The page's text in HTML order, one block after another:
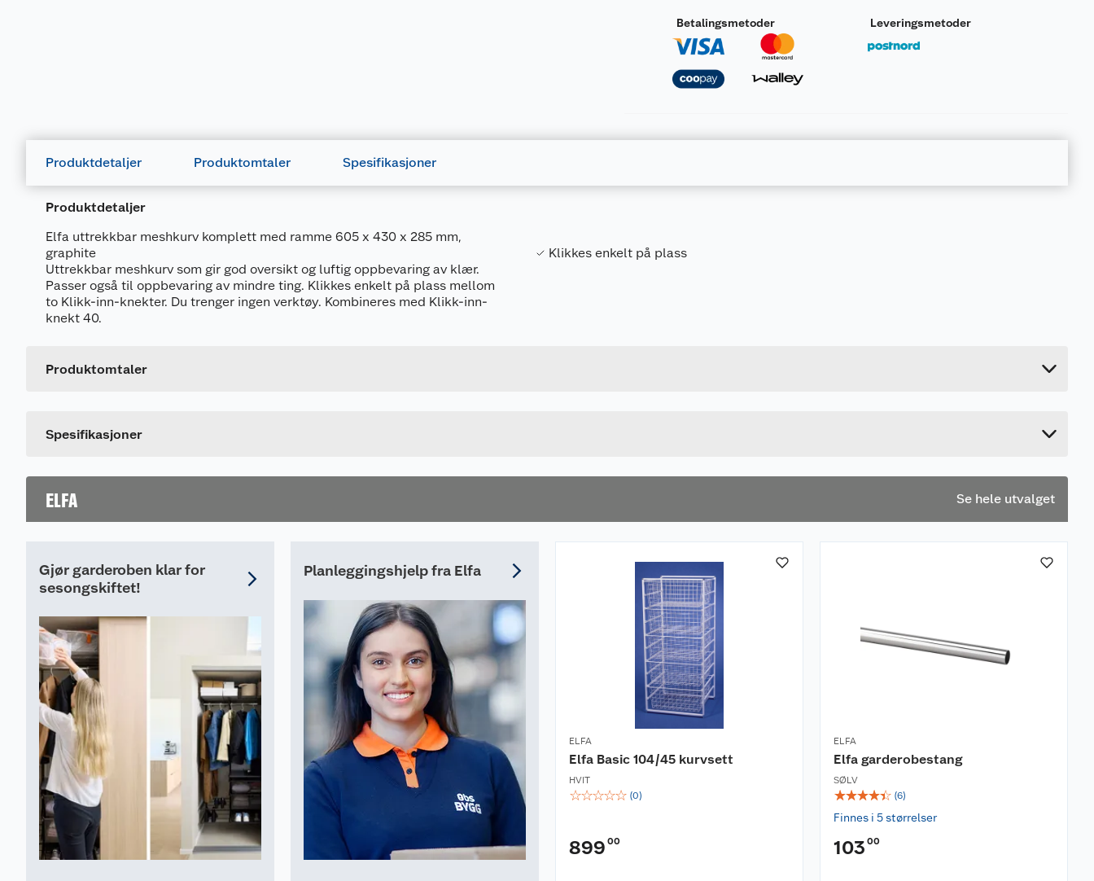
Betalingsmetoder Leveringsmetoder
Produktdetaljer Produktomtaler Spesifikasjoner
Produktdetaljer
Elfa uttrekkbar meshkurv komplett med ramme 605 x 430 x 285 mm,
graphite
Uttrekkbar meshkurv som gir god oversikt og luftig oppbevaring av klær.
Passer også til oppbevaring av mindre ting. Klikkes enkelt på plass mellom
to Klikk-inn-knekter. Du trenger ingen verktøy. Kombineres med Klikk-inn-
knekt 40.
Klikkes enkelt på plass
Produktomtaler
Spesifikasjoner
Generelt
Leverandørens artikkelnummer
ELFA Se hele utvalget
Gjør garderoben klar for
sesongskiftet!
Planleggingshjelp fra Elfa
ELFA
Elfa Basic 104/45 kurvsett
HVIT
☆☆☆☆☆ (0)
899 00
ELFA
Elfa garderobestang
SØLV
☆☆☆☆☆ (6)
Finnes i 5 størrelser
103 00